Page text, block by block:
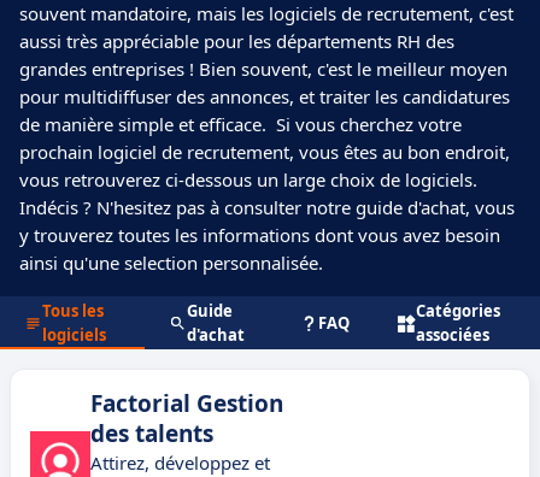
souvent mandatoire, mais les logiciels de recrutement, c'est
aussi très appréciable pour les départements RH des
grandes entreprises ! Bien souvent, c'est le meilleur moyen
pour multidiffuser des annonces, et traiter les candidatures
de manière simple et efficace. Si vous cherchez votre
prochain logiciel de recrutement, vous êtes au bon endroit,
vous retrouverez ci-dessous un large choix de logiciels.
Indécis ? N'hesitez pas à consulter notre guide d'achat, vous
y trouverez toutes les informations dont vous avez besoin
ainsi qu'une selection personnalisée.
Tous les
logiciels
Guide
d'achat
FAQ
Catégories
associées
Factorial Gestion
des talents
Attirez, développez et